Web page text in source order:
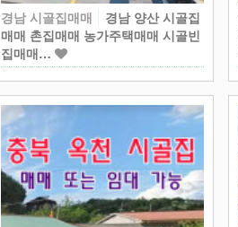
경남 시골집매매
경남 양산 시골집
매매 촌집매매 농가주택매매 시골빈
집매매…